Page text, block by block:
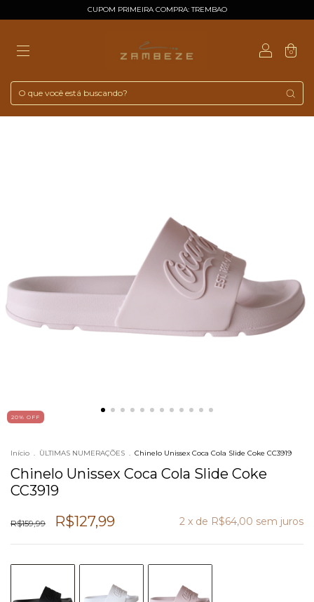
CUPOM PRIMEIRA COMPRA: TREMBAO
0
20% OFF
Início . ÙLTIMAS NUMERAÇÕES . Chinelo Unissex Coca Cola Slide Coke CC3919
Chinelo Unissex Coca Cola Slide Coke
CC3919
R$159,99 R$127,99 2 x de R$64,00 sem juros